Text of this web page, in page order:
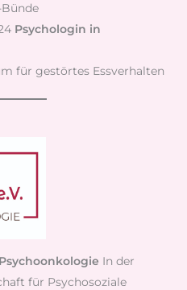
Psychologin in
für gestörtes Essverhalten
In der
für Psychosoziale